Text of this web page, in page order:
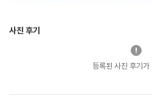
사진 후기
등록된 사진 후기가